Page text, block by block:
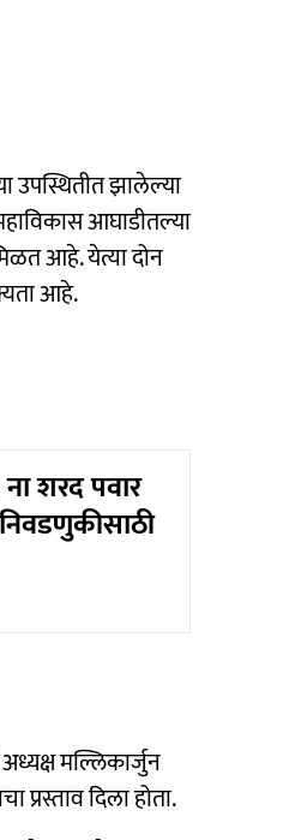
उपस्थितीत झालेल्या
आघाडीतल्या
आहे. येत्या दोन
आहे.
शरद पवार
अध्यक्ष मल्लिकार्जुन
प्रस्ताव दिला होता.